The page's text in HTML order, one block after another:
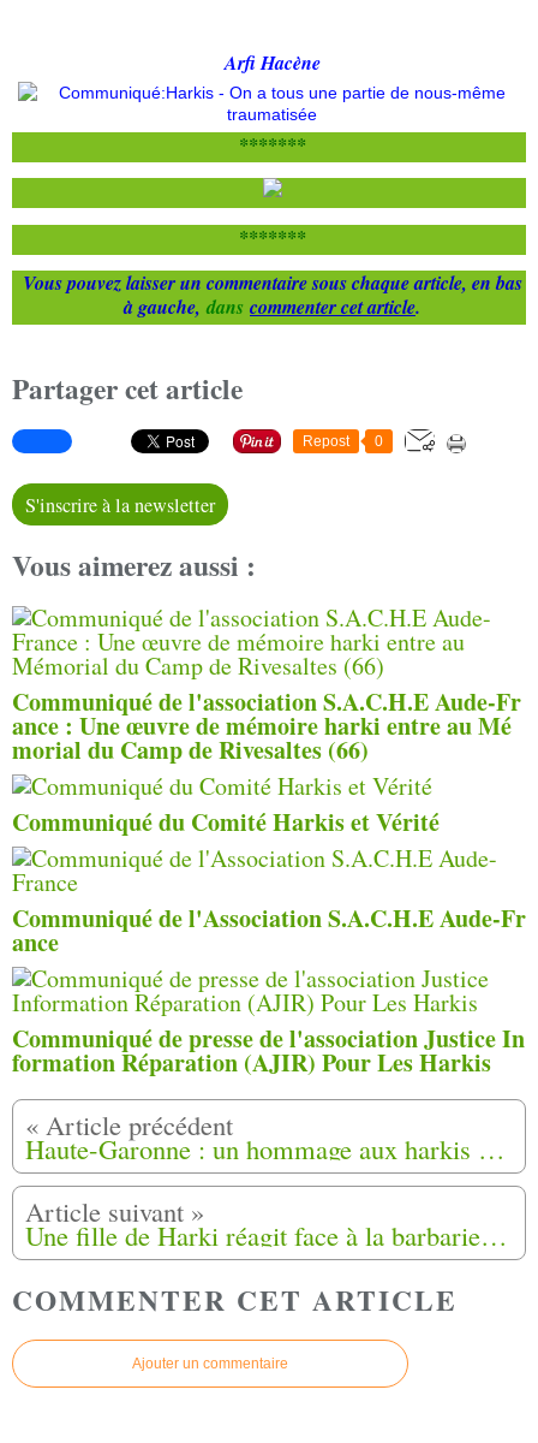
Arfi Hacène
*******
*******
Vous pouvez laisser un commentaire sous chaque article, en bas
à gauche, dans commenter cet article.
Partager cet article
Repost 0
S'inscrire à la newsletter
Vous aimerez aussi :
Communiqué de l'association S.A.C.H.E Aude-Fr
ance : Une œuvre de mémoire harki entre au Mé
morial du Camp de Rivesaltes (66)
Communiqué du Comité Harkis et Vérité
Communiqué de l'Association S.A.C.H.E Aude-Fr
ance
Communiqué de presse de l'association Justice In
formation Réparation (AJIR) Pour Les Harkis
Haute-Garonne : un hommage aux harkis sous tension à Juzet-d'Izaut (31)
Une fille de Harki réagit face à la barbarie de Saint-Étienne-du-Rouvray
COMMENTER CET ARTICLE
Ajouter un commentaire